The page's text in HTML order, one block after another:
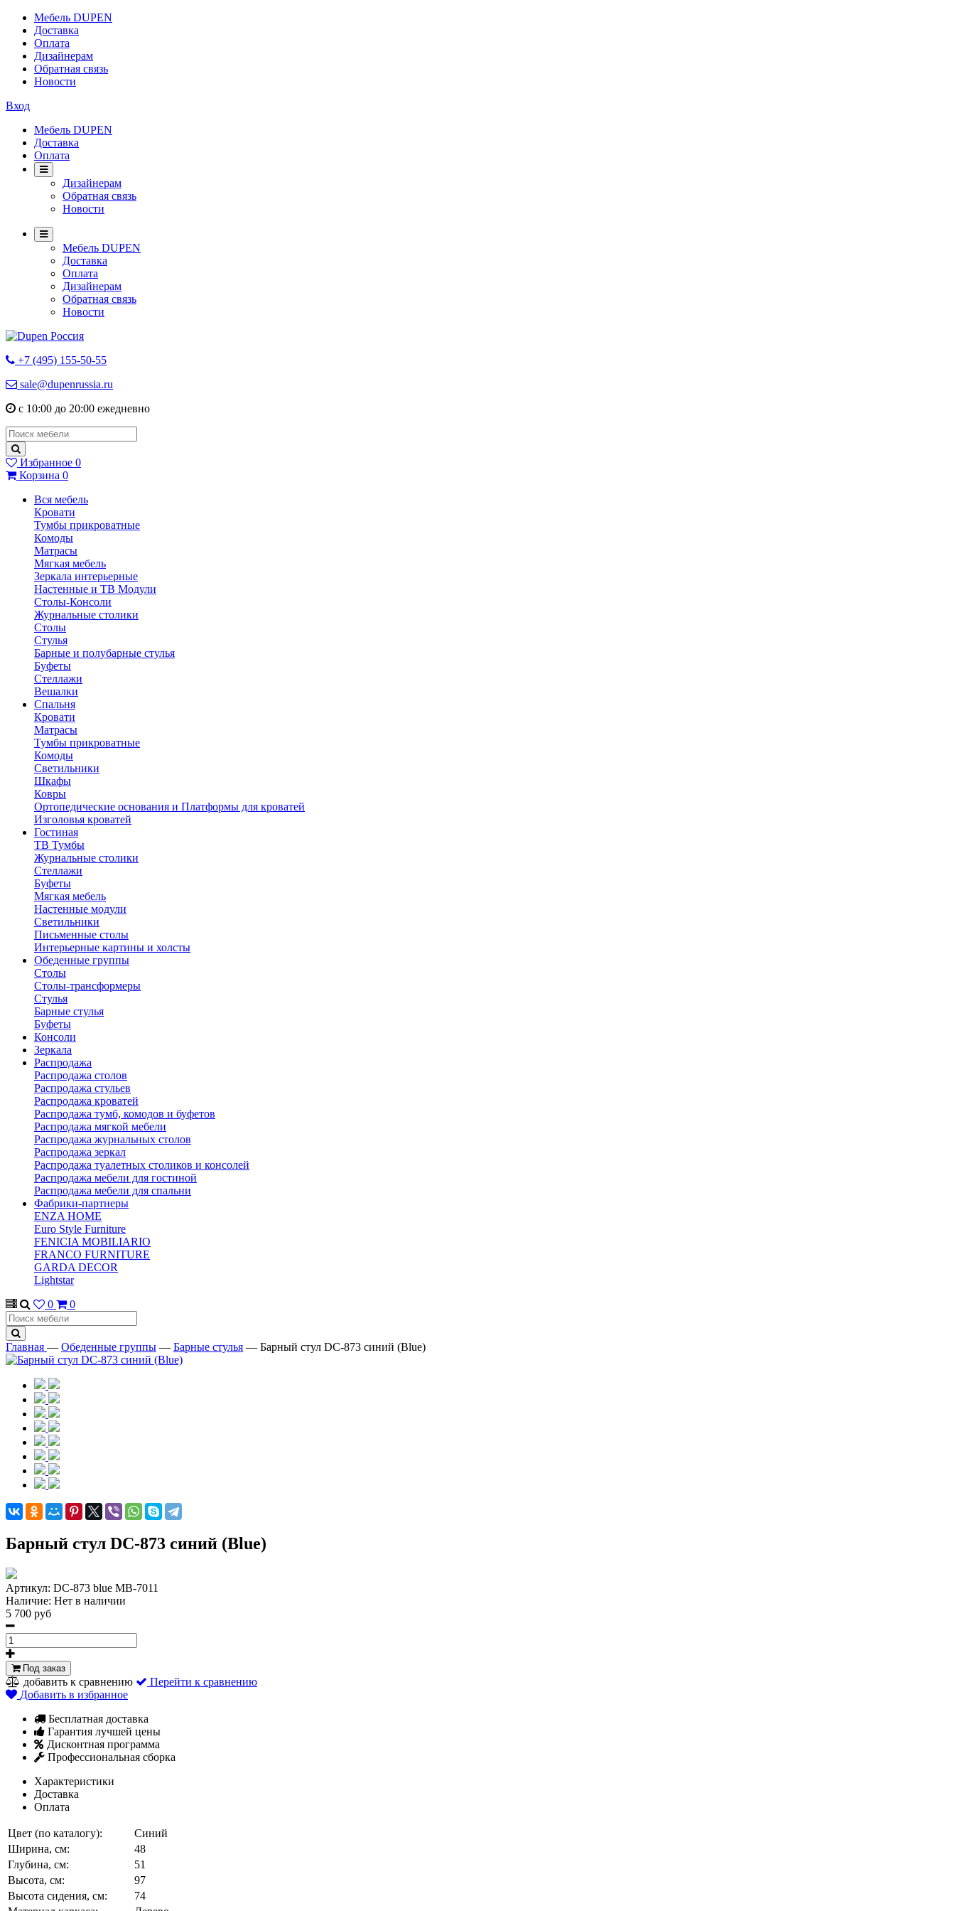
Мебель DUPEN
Доставка
Оплата
Дизайнерам
Обратная связь
Новости
Вход
Мебель DUPEN
Доставка
Оплата
Дизайнерам
Обратная связь
Новости
Мебель DUPEN
Доставка
Оплата
Дизайнерам
Обратная связь
Новости
+7 (495) 155-50-55
sale@dupenrussia.ru
с 10:00 до 20:00 ежедневно
Избранное 0
Корзина 0
Вся мебель
Кровати
Тумбы прикроватные
Комоды
Матрасы
Мягкая мебель
Зеркала интерьерные
Настенные и ТВ Модули
Столы-Консоли
Журнальные столики
Столы
Стулья
Барные и полубарные стулья
Буфеты
Стеллажи
Вешалки
Cпальня
Кровати
Матрасы
Тумбы прикроватные
Комоды
Светильники
Шкафы
Ковры
Ортопедические основания и Платформы для кроватей
Изголовья кроватей
Гостиная
ТВ Тумбы
Журнальные столики
Стеллажи
Буфеты
Мягкая мебель
Настенные модули
Светильники
Письменные столы
Интерьерные картины и холсты
Обеденные группы
Столы
Столы-трансформеры
Стулья
Барные стулья
Буфеты
Консоли
Зеркала
Распродажа
Распродажа столов
Распродажа стульев
Распродажа кроватей
Распродажа тумб, комодов и буфетов
Распродажа мягкой мебели
Распродажа журнальных столов
Распродажа зеркал
Распродажа туалетных столиков и консолей
Распродажа мебели для гостиной
Распродажа мебели для спальни
Фабрики-партнеры
ENZA HOME
Euro Style Furniture
FENICIA MOBILIARIO
FRANCO FURNITURE
GARDA DECOR
Lightstar
0
0
Главная — Обеденные группы — Барные стулья — Барный стул DC-873 синий (Blue)
Барный стул DC-873 синий (Blue)
Артикул: DC-873 blue MB-7011
Наличие: Нет в наличии
5 700 руб
Под заказ
добавить к сравнению
Перейти к сравнению
Добавить в избранное
Бесплатная доставка
Гарантия лучшей цены
Дисконтная программа
Профессиональная сборка
Характеристики
Доставка
Оплата
Цвет (по каталогу):
Синий
Ширина, см:
48
Глубина, см:
51
Высота, см:
97
Высота сидения, см:
74